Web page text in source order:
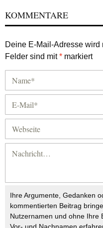
KOMMENTARE
Deine E-Mail-Adresse wird
Felder sind mit* markiert
Ihre Argumente, Gedanken
kommentierten Beitrag
Nutzernamen und ohne Ihre
Vor- und Nachnamen